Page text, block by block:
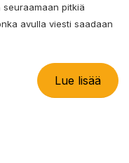
seuraamaan pitkiä
avulla viesti saadaan
Lue lisää